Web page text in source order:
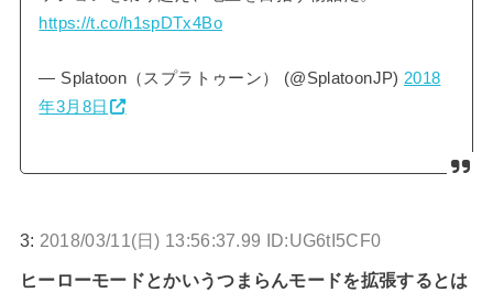
https://t.co/h1spDTx4Bo
— Splatoon（スプラトゥーン） (@SplatoonJP) 2018
年3月8日
3: 2018/03/11(日) 13:56:37.99 ID:UG6tI5CF0
ヒーローモードとかいうつまらんモードを拡張するとは